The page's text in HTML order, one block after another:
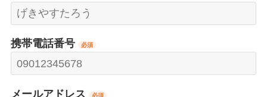
携帯電話番号 必須
メールアドレス 必須